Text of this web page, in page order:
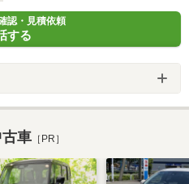
認・見積依頼
する
車 ［PR］